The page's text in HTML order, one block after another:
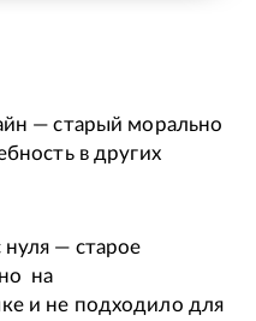
— старый морально
в других
— старое
на
и не подходило для